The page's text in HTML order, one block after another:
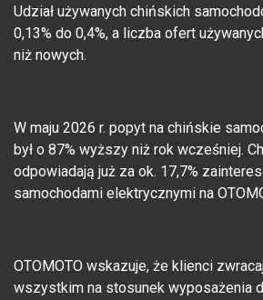
Udział używanych chińskich
0,13% do 0,4%, a liczba ofert
niż nowych.
W maju 2026 r. popyt na chińskie
był o 87% wyższy niż rok wcześniej.
odpowiadają już za ok. 17,7%
samochodami elektrycznymi na
OTOMOTO wskazuje, że klienci
wszystkim na stosunek wyposażenia